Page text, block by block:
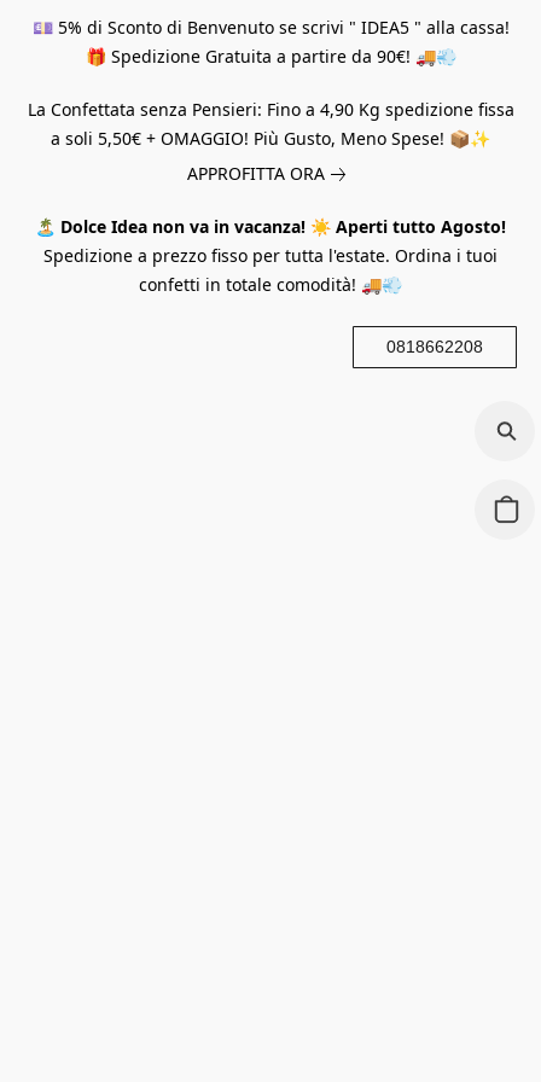
💷 5% di Sconto di Benvenuto se scrivi " IDEA5 " alla cassa!
🎁 Spedizione Gratuita a partire da 90€! 🚚💨
La Confettata senza Pensieri: Fino a 4,90 Kg spedizione fissa
a soli 5,50€ + OMAGGIO! Più Gusto, Meno Spese! 📦✨
APPROFITTA ORA
🏝️ Dolce Idea non va in vacanza! ☀️ Aperti tutto Agosto!
Spedizione a prezzo fisso per tutta l'estate. Ordina i tuoi
confetti in totale comodità! 🚚💨
0818662208